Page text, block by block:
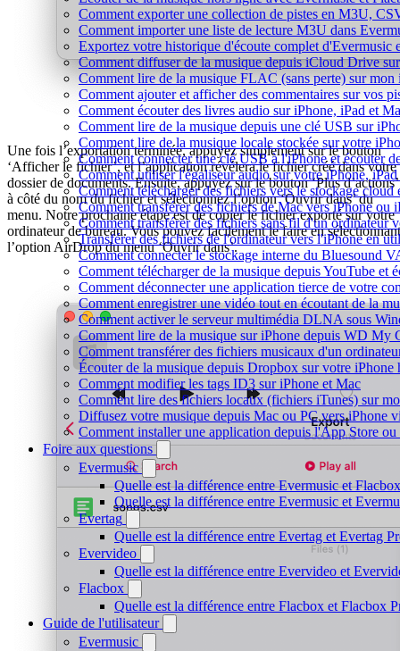
Comment exporter une collection de pistes en M3U,
Comment importer une liste de lecture M3U dans
Exportez votre historique d'écoute complet d'Evermusic
Comment diffuser de la musique depuis iCloud Drive
Comment lire de la musique FLAC (sans perte) sur mon
Comment ajouter et afficher des commentaires sur vos
Comment écouter des livres audio sur iPhone, iPad et
Comment lire de la musique depuis une clé USB sur
Comment lire de la musique locale stockée sur votre
Comment connecter une clé USB à l'iPhone et écouter
Comment utiliser l'égaliseur audio sur votre iPhone,
Comment télécharger des fichiers vers le stockage
Comment transférer des fichiers de Mac vers iPhone ou
Comment transférer des fichiers sans fil d'un ordinateur
Transférer des fichiers de l'ordinateur vers l'iPhone en
Comment connecter le stockage interne du Bluesound
Comment télécharger de la musique depuis YouTube et
Comment déconnecter une application tierce de votre
Comment enregistrer une vidéo tout en écoutant de la
Comment activer le serveur multimédia DLNA sous
Comment lire de la musique sur iPhone depuis WD My
Comment transférer des fichiers musicaux d'un
Écouter de la musique depuis Dropbox sur votre iPhone
Comment modifier les tags ID3 sur iPhone et Mac
Comment lire des fichiers locaux (fichiers iTunes) sur
Diffusez votre musique depuis Mac ou PC vers iPhone
Comment installer une application depuis l'App Store
Foire aux questions
Evermusic
Quelle est la différence entre Evermusic et Flacbox
Quelle est la différence entre Evermusic et
Evertag
Quelle est la différence entre Evertag et Evertag
Evervideo
Quelle est la différence entre Evervideo et
Flacbox
Quelle est la différence entre Flacbox et Flacbox
Guide de l'utilisateur
Evermusic
Une fois l’exportation terminée, appuyez simplement sur le bouton
‘Afficher le fichier’, et l’application révélera le fichier créé dans votre
dossier de documents. Ensuite, appuyez sur le bouton ‘Plus d’actions’
à côté du nom du fichier et sélectionnez l’option ‘Ouvrir dans’ du
menu. Notre prochaine étape est de copier le fichier exporté sur votre
ordinateur de bureau. Vous pouvez facilement le faire en sélectionnant
l’option AirDrop du menu ‘Ouvrir dans’.